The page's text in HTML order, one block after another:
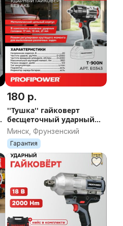
180 р.
''Тушка'' гайковерт
бесщеточный ударный
ProfiPower T-900N (без
акб, 900Нм, в коробке)
Минск, Фрунзенский
Гарантия